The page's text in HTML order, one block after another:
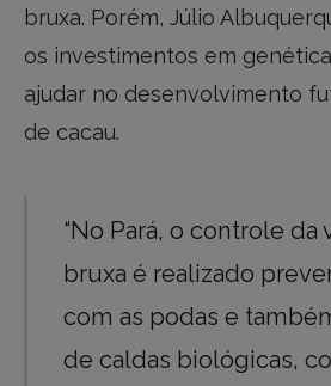
bruxa. Porém, Júlio
os investimentos em
ajudar no desenvolvimento
de cacau.
“No Pará, o controle da
bruxa é realizado
com as podas e
de caldas biológicas,